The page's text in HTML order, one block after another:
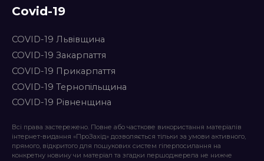
Covid-19
COVID-19 Львівщина
COVID-19 Закарпаття
COVID-19 Прикарпаття
COVID-19 Тернопільщина
COVID-19 Рівненщина
Всі права застережено. Повне або часткове використання матеріалів
інтернет-видання «ПроЗахід» дозволяється тільки за умови активного,
прямого, відкритого для пошукових систем гіперпосилання на
конкретну новину чи матеріал та згадки першоджерела не нижче